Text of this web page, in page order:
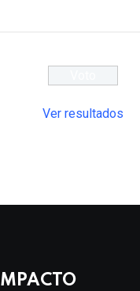
Ver resultados